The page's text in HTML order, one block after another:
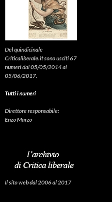
Del quindicinale
Criticaliberale.it sono usciti 67
numeri dal 05/05/2014 al
05/06/2017.
Tutti i numeri
Direttore responsabile:
Enzo Marzo
Il sito web dal 2006 al 2017